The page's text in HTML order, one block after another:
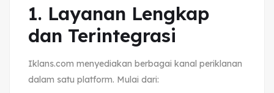
1. Layanan Lengkap
dan Terintegrasi
Iklans.com menyediakan berbagai kanal periklanan
dalam satu platform. Mulai dari: